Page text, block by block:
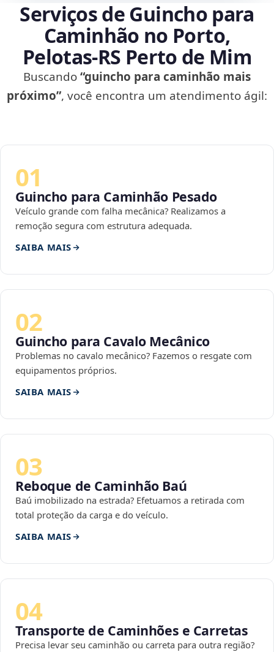
Serviços de Guincho para
Caminhão no Porto,
Pelotas‑RS Perto de Mim
Buscando“guincho para caminhão mais
próximo”, você encontra um atendimento ágil:
01
Guincho para Caminhão Pesado
Veículo grande com falha mecânica? Realizamos a
remoção segura com estrutura adequada.
SAIBA MAIS
02
Guincho para Cavalo Mecânico
Problemas no cavalo mecânico? Fazemos o resgate com
equipamentos próprios.
SAIBA MAIS
03
Reboque de Caminhão Baú
Baú imobilizado na estrada? Efetuamos a retirada com
total proteção da carga e do veículo.
SAIBA MAIS
04
Transporte de Caminhões e Carretas
Precisa levar seu caminhão ou carreta para outra região?